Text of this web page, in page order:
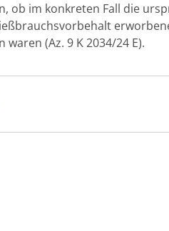
ob im konkreten Fall die
(Az. 9 K 2034/24 E).